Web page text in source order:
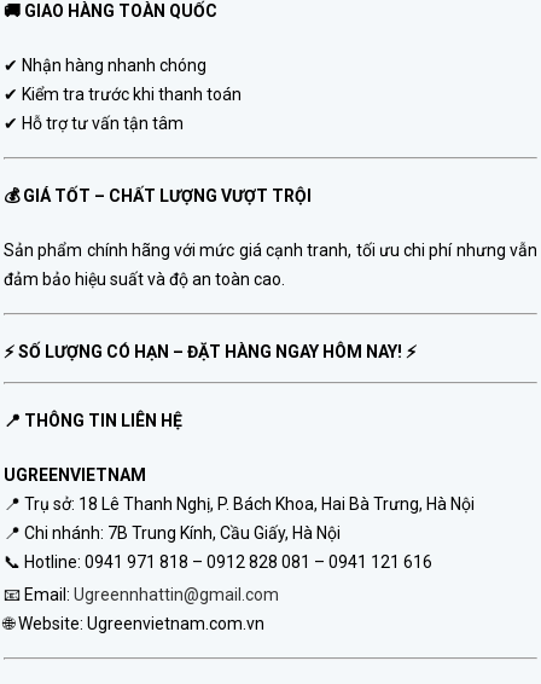
🚚 GIAO HÀNG TOÀN QUỐC
✔ Nhận hàng nhanh chóng
✔ Kiểm tra trước khi thanh toán
✔ Hỗ trợ tư vấn tận tâm
💰 GIÁ TỐT – CHẤT LƯỢNG VƯỢT TRỘI
Sản phẩm chính hãng với mức giá cạnh tranh, tối ưu chi phí nhưng vẫn
đảm bảo hiệu suất và độ an toàn cao.
⚡ SỐ LƯỢNG CÓ HẠN – ĐẶT HÀNG NGAY HÔM NAY! ⚡
📍 THÔNG TIN LIÊN HỆ
UGREENVIETNAM
📍 Trụ sở: 18 Lê Thanh Nghị, P. Bách Khoa, Hai Bà Trưng, Hà Nội
📍 Chi nhánh: 7B Trung Kính, Cầu Giấy, Hà Nội
📞 Hotline: 0941 971 818 – 0912 828 081 – 0941 121 616
📧 Email: Ugreennhattin@gmail.com
🌐 Website: Ugreenvietnam.com.vn